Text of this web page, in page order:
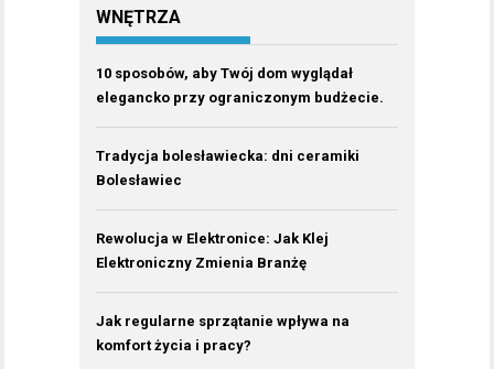
WNĘTRZA
10 sposobów, aby Twój dom wyglądał
elegancko przy ograniczonym budżecie.
Tradycja bolesławiecka: dni ceramiki
Bolesławiec
Rewolucja w Elektronice: Jak Klej
Elektroniczny Zmienia Branżę
Jak regularne sprzątanie wpływa na
komfort życia i pracy?